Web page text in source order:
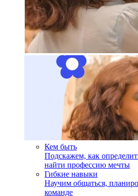
Кем быть
Подскажем, как
найти профессию мечты
Гибкие навыки
Научим общаться,
команде